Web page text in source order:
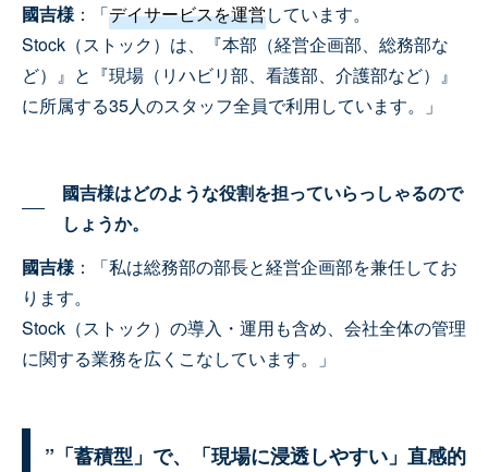
國吉様：「デイサービスを運営しています。
Stock（ストック）は、『本部（経営企画部、総務部な
ど）』と『現場（リハビリ部、看護部、介護部など）』
に所属する35人のスタッフ全員で利用しています。」
國吉様はどのような役割を担っていらっしゃるので
しょうか。
國吉様：「私は総務部の部長と経営企画部を兼任してお
ります。
Stock（ストック）の導入・運用も含め、会社全体の管理
に関する業務を広くこなしています。」
”「蓄積型」で、「現場に浸透しやすい」直感的